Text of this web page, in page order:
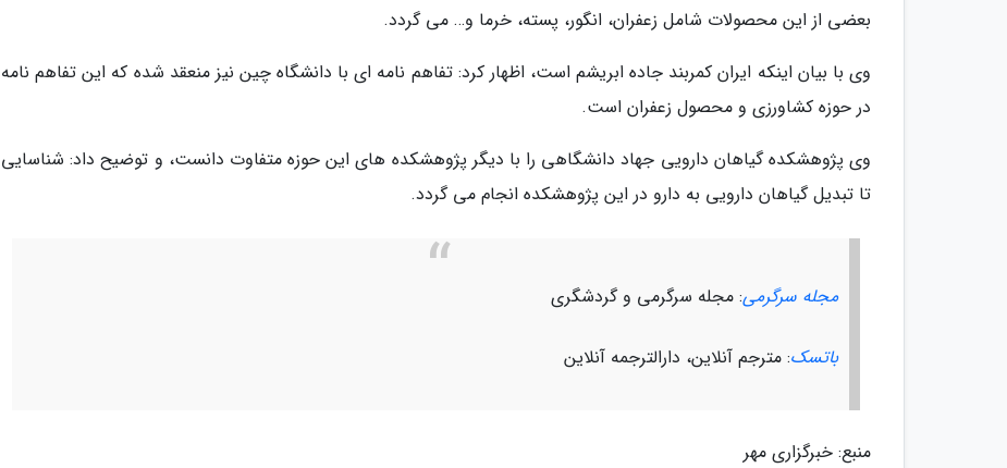
بعضی از این محصولات شامل زعفران، انگور، پسته، خرما و… می گردد.
وی با بیان اینکه ایران کمربند جاده ابریشم است، اظهار کرد: تفاهم نامه ای با دانشگاه چین نیز منعقد شده که این تفاهم نامه
در حوزه کشاورزی و محصول زعفران است.
وی پژوهشکده گیاهان دارویی جهاد دانشگاهی را با دیگر پژوهشکده های این حوزه متفاوت دانست، و توضیح داد: شناسایی
تا تبدیل گیاهان دارویی به دارو در این پژوهشکده انجام می گردد.
مجله سرگرمی: مجله سرگرمی و گردشگری
باتسک: مترجم آنلاین، دارالترجمه آنلاین
منبع: خبرگزاری مهر